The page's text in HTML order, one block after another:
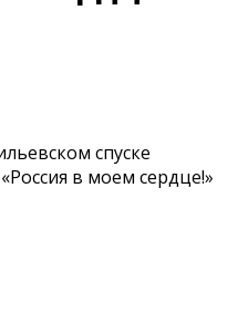
спуске
в моем сердце!»